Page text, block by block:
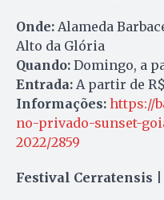
Onde: Alameda
Alto da Glória
Quando: Domingo, a
Entrada: A partir de
Informações: https://
no-privado-sunset-
2022/2859
Festival Cerratensis